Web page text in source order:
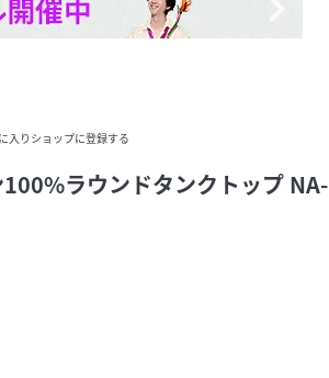
入りショップに登録する
ラウンドタンクトップ NA-